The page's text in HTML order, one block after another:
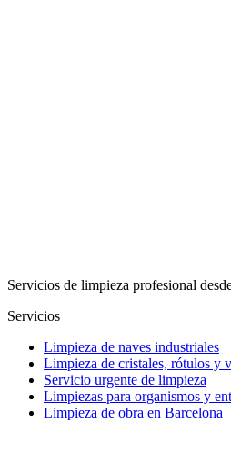
Servicios de limpieza profesional
Servicios
Limpieza de naves industriales
Limpieza de cristales, rótulos y
Servicio urgente de limpieza
Limpiezas para organismos y
Limpieza de obra en Barcelona